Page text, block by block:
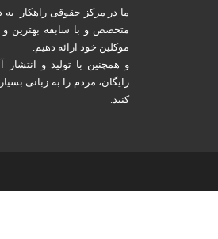
ما در مرکز حقوقی راهکار به
متخصص و با سابقه بهترین
موکلین خود ارائه دهیم.
و همچنین با تولید و
رایگان، مردم را به زبانی
کنید.